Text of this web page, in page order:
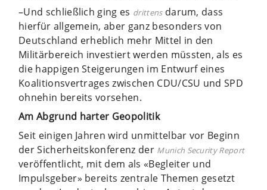
–Und schließlich ging es drittensdarum, dass
hierfür allgemein, aber ganz besonders von
Deutschland erheblich mehr Mittel in den
Militärbereich investiert werden müssten, als es
die happigen Steigerungen im Entwurf eines
Koalitionsvertrages zwischen CDU/CSU und SPD
ohnehin bereits vorsehen.
Am Abgrund harter Geopolitik
Seit einigen Jahren wird unmittelbar vor Beginn
der Sicherheitskonferenz der Munich Security Report
veröffentlicht, mit dem als «Begleiter und
Impulsgeber» bereits zentrale Themen gesetzt